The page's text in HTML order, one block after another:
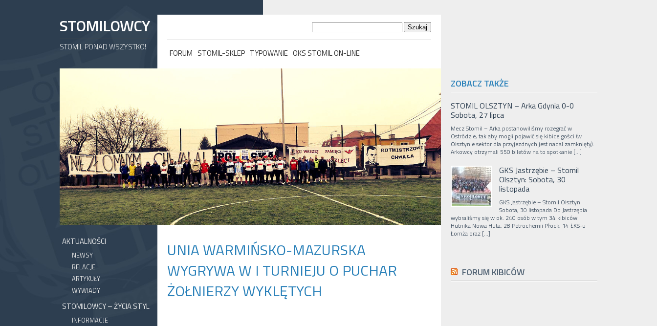
STOMILOWCY
STOMIL PONAD WSZYSTKO!
FORUM STOMIL-SKLEP TYPOWANIE OKS STOMIL ON-LINE
AKTUALNOŚCI
NEWSY
RELACJE
ARTYKUŁY
WYWIADY
STOMILOWCY – ŻYCIA STYL
INFORMACJE
UNIA WARMIŃSKO-MAZURSKA
WYGRYWA W I TURNIEJU O PUCHAR
ŻOŁNIERZY WYKLĘTYCH
ZOBACZ TAKŻE
STOMIL OLSZTYN – Arka Gdynia 0-0
Sobota, 27 lipca
Mecz Stomil – Arka postanowiliśmy rozegrać w
Ostródzie, tak aby mogli pojawić się kibice gości (w
Olsztynie sektor dla przyjezdnych jest nadal zamknięty).
Arkowcy otrzymali 550 biletów na to spotkanie […]
GKS Jastrzębie – Stomil
Olsztyn: Sobota, 30
listopada
GKS Jastrzębie – Stomil Olsztyn:
Sobota, 30 listopada Do Jastrzębia
wybraliśmy się w ok. 240 osób w tym 34 kibiców
Hutnika Nowa Huta, 28 Petrochemii Płock, 14 ŁKS-u
Łomża oraz […]
FORUM KIBICÓW